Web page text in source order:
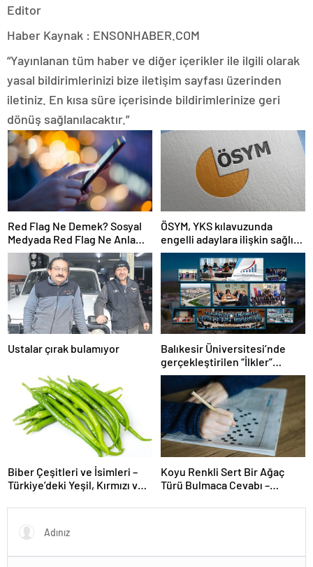
Editor
Haber Kaynak : ENSONHABER.COM
“Yayınlanan tüm haber ve diğer içerikler ile ilgili olarak
yasal bildirimlerinizi bize iletişim sayfası üzerinden
iletiniz. En kısa süre içerisinde bildirimlerinize geri
dönüş sağlanılacaktır.”
Red Flag Ne Demek? Sosyal
Medyada Red Flag Ne Anlama
Gelir?
ÖSYM, YKS kılavuzunda
engelli adaylara ilişkin sağlık
şartlarını güncelledi
Ustalar çırak bulamıyor
Balıkesir Üniversitesi’nde
gerçekleştirilen “İlkler”
üniversitenin geleceğini
şekillendiriyor
Biber Çeşitleri ve İsimleri –
Türkiye’deki Yeşil, Kırmızı ve
Koyu Renkli Sert Bir Ağaç
Türü Bulmaca Cevabı –
Bir Ağaç Türü